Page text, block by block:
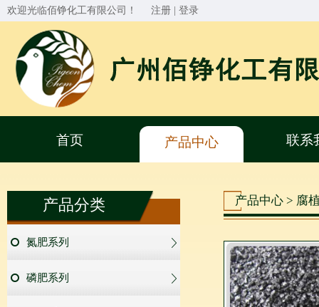
欢迎光临佰铮化工有限公司！ 注册 登录
首页 产品中心 联系
产品分类
氮肥系列
磷肥系列
产品中心 > 腐